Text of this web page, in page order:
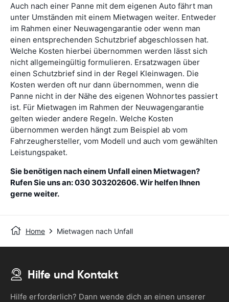
Auch nach einer Panne mit dem eigenen Auto fährt man
unter Umständen mit einem Mietwagen weiter. Entweder
im Rahmen einer Neuwagengarantie oder wenn man
einen entsprechenden Schutzbrief abgeschlossen hat.
Welche Kosten hierbei übernommen werden lässt sich
nicht allgemeingültig formulieren. Ersatzwagen über
einen Schutzbrief sind in der Regel Kleinwagen. Die
Kosten werden oft nur dann übernommen, wenn die
Panne nicht in der Nähe des eigenen Wohnortes passiert
ist. Für Mietwagen im Rahmen der Neuwagengarantie
gelten wieder andere Regeln. Welche Kosten
übernommen werden hängt zum Beispiel ab vom
Fahrzeughersteller, vom Modell und auch vom gewählten
Leistungspaket.
Sie benötigen nach einem Unfall einen Mietwagen?
Rufen Sie uns an: 030 303202606. Wir helfen Ihnen
gerne weiter.
Home Mietwagen nach Unfall
Hilfe und Kontakt
Hilfe erforderlich? Dann wende dich an einen unserer